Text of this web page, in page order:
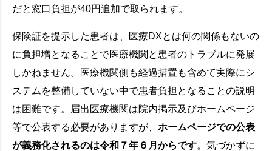
だと窓口負担が40円追加で取られます。
保険証を提示した患者は、医療DXとは何の関係もないの
に負担増となることで医療機関と患者のトラブルに発展
しかねません。医療機関側も経過措置も含めて実際にシ
ステムを整備していない中で患者負担となることの説明
は困難です。届出医療機関は院内掲示及びホームページ
等で公表する必要がありますが、 ホームページでの公表
が義務化されるのは令和７年６月からです。気づかずに